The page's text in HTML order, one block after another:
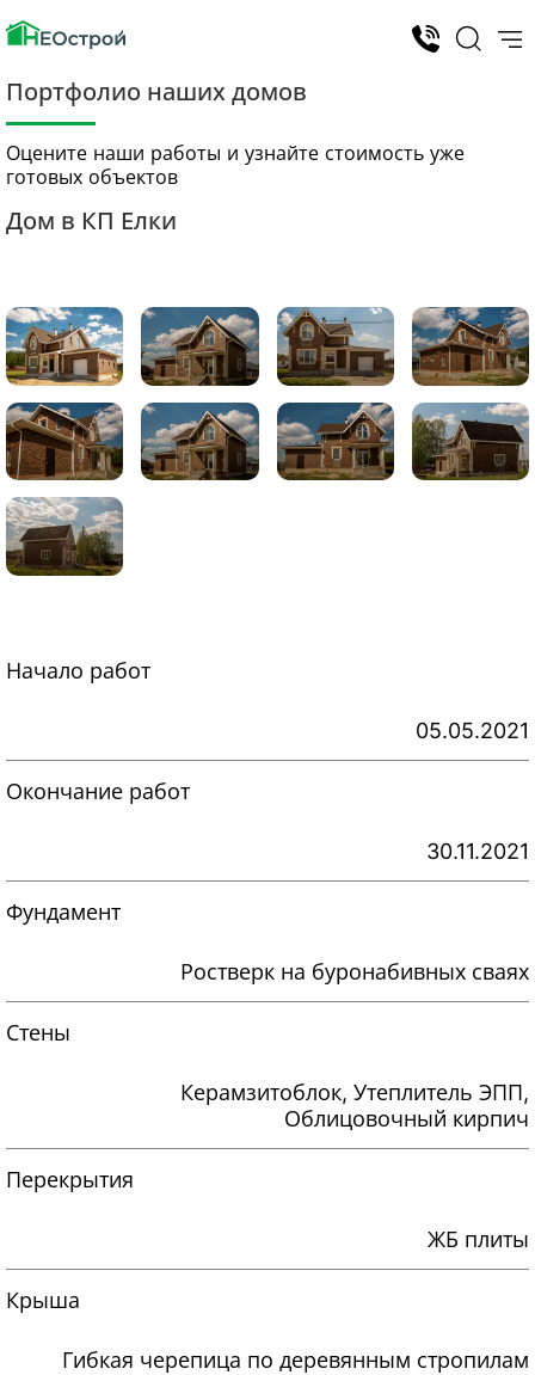
Портфолио наших домов
Оцените наши работы и узнайте стоимость уже
готовых объектов
Дом в КП Елки
Начало работ
05.05.2021
Окончание работ
30.11.2021
Фундамент
Ростверк на буронабивных сваях
Стены
Керамзитоблок, Утеплитель ЭПП,
Облицовочный кирпич
Перекрытия
ЖБ плиты
Крыша
Гибкая черепица по деревянным стропилам